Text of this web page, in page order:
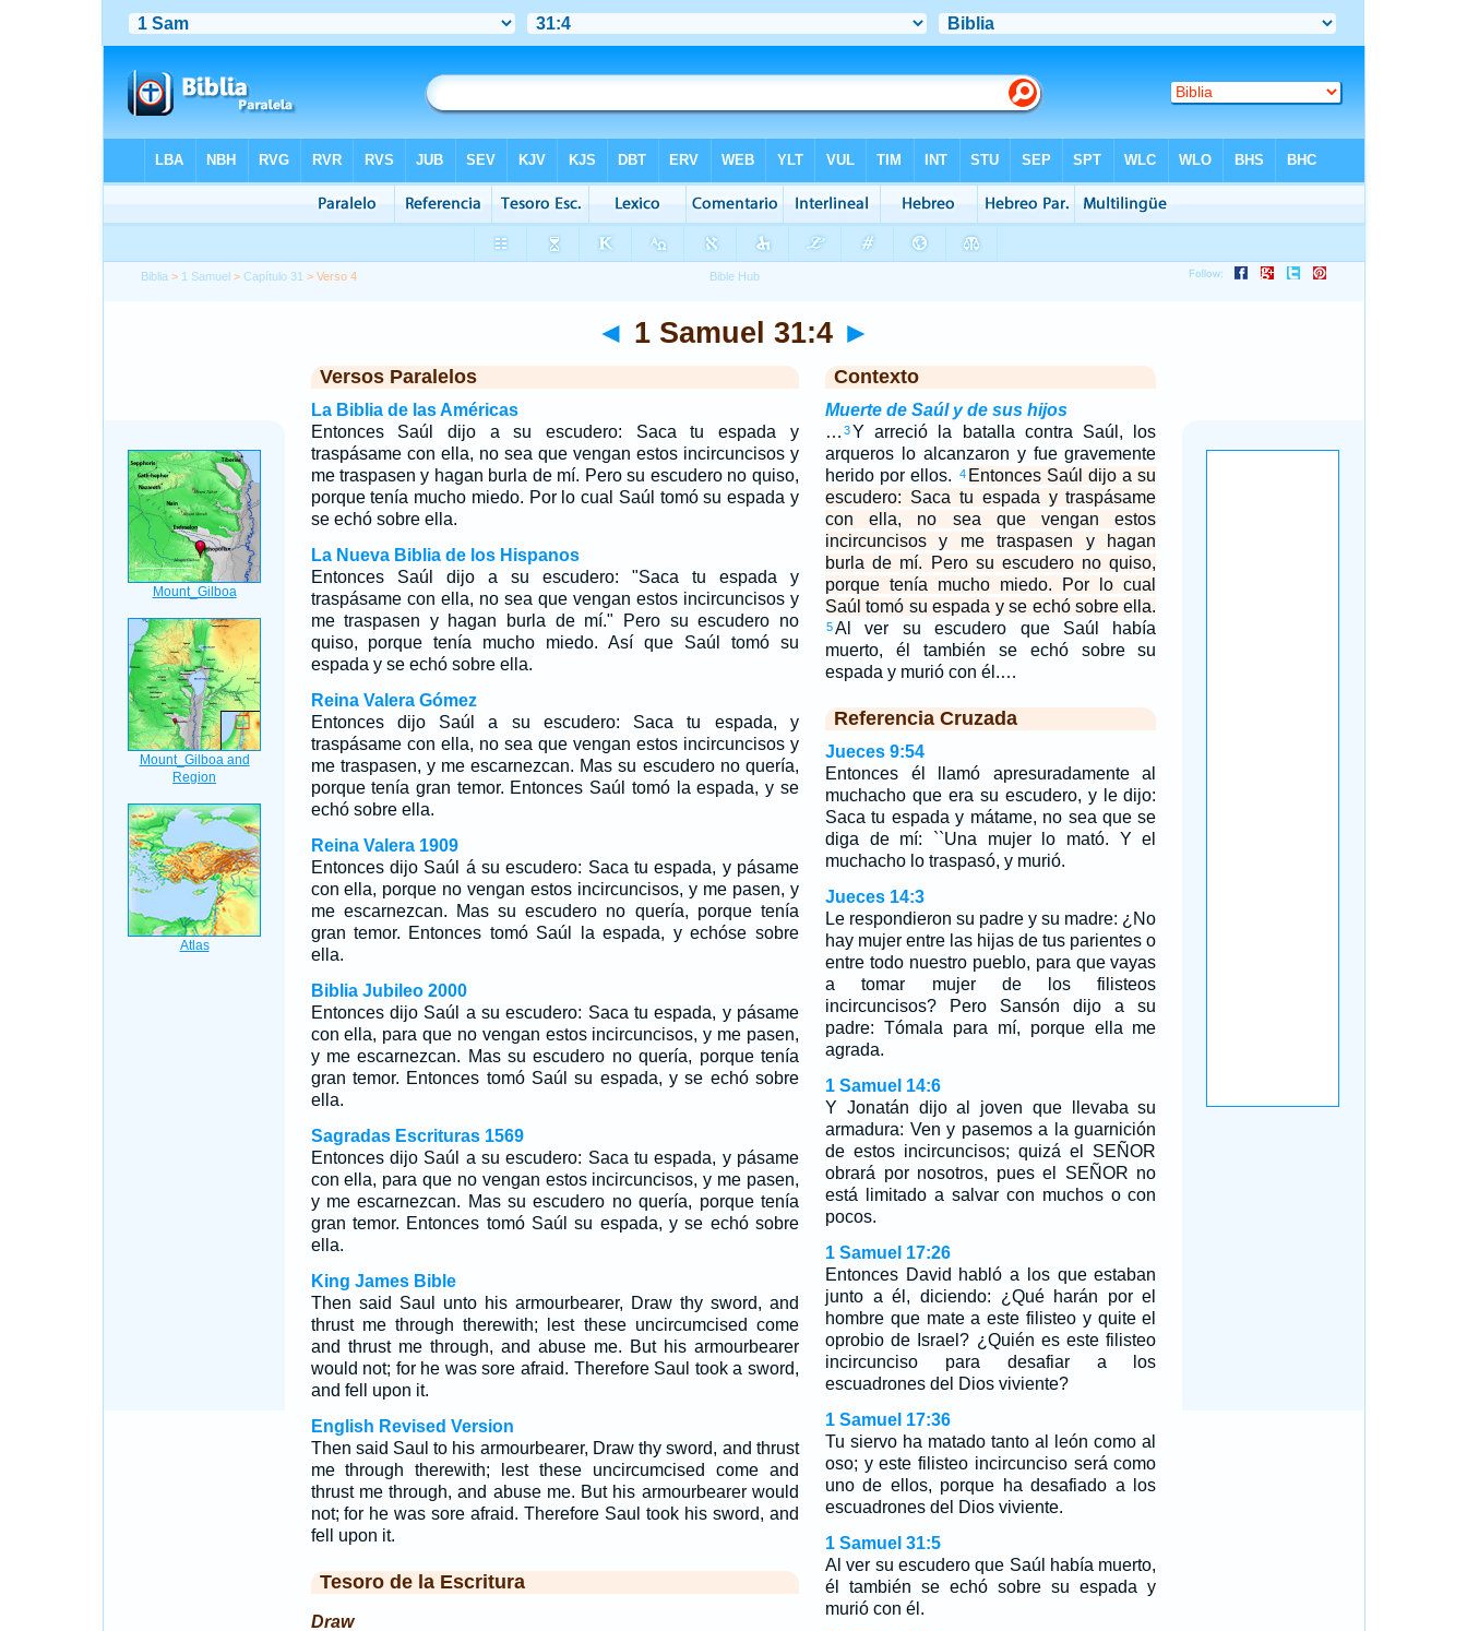
Biblia > 1 Samuel >Capítulo 31 > Verso 4
◄ 1 Samuel 31:4 ►
Versos Paralelos
La Biblia de las Américas
Entonces Saúl dijo a su escudero: Saca tu espada y
traspásame con ella, no sea que vengan estos incircuncisos y
me traspasen y hagan burla de mí. Pero su escudero no quiso,
porque tenía mucho miedo. Por lo cual Saúl tomó su espada y
se echó sobre ella.
La Nueva Biblia de los Hispanos
Entonces Saúl dijo a su escudero: "Saca tu espada y
traspásame con ella, no sea que vengan estos incircuncisos y
me traspasen y hagan burla de mí." Pero su escudero no
quiso, porque tenía mucho miedo. Así que Saúl tomó su
espada y se echó sobre ella.
Reina Valera Gómez
Entonces dijo Saúl a su escudero: Saca tu espada, y
traspásame con ella, no sea que vengan estos incircuncisos y
me traspasen, y me escarnezcan. Mas su escudero no quería,
porque tenía gran temor. Entonces Saúl tomó la espada, y se
echó sobre ella.
Reina Valera 1909
Entonces dijo Saúl á su escudero: Saca tu espada, y pásame
con ella, porque no vengan estos incircuncisos, y me pasen, y
me escarnezcan. Mas su escudero no quería, porque tenía
gran temor. Entonces tomó Saúl la espada, y echóse sobre
ella.
Biblia Jubileo 2000
Entonces dijo Saúl a su escudero: Saca tu espada, y pásame
con ella, para que no vengan estos incircuncisos, y me pasen,
y me escarnezcan. Mas su escudero no quería, porque tenía
gran temor. Entonces tomó Saúl su espada, y se echó sobre
ella.
Sagradas Escrituras 1569
Entonces dijo Saúl a su escudero: Saca tu espada, y pásame
con ella, para que no vengan estos incircuncisos, y me pasen,
y me escarnezcan. Mas su escudero no quería, porque tenía
gran temor. Entonces tomó Saúl su espada, y se echó sobre
ella.
King James Bible
Then said Saul unto his armourbearer, Draw thy sword, and
thrust me through therewith; lest these uncircumcised come
and thrust me through, and abuse me. But his armourbearer
would not; for he was sore afraid. Therefore Saul took a sword,
and fell upon it.
English Revised Version
Then said Saul to his armourbearer, Draw thy sword, and thrust
me through therewith; lest these uncircumcised come and
thrust me through, and abuse me. But his armourbearer would
not; for he was sore afraid. Therefore Saul took his sword, and
fell upon it.
Tesoro de la Escritura
Draw
Contexto
Muerte de Saúl y de sus hijos
… 3Y arreció la batalla contra Saúl, los
arqueros lo alcanzaron y fue gravemente
herido por ellos.
4 Entonces Saúl dijo a su
escudero: Saca tu espada y traspásame
con ella, no sea que vengan estos
incircuncisos y me traspasen y hagan
burla de mí. Pero su escudero no quiso,
porque tenía mucho miedo. Por lo cual
Saúl tomó su espada y se echó sobre ella.
5Al ver su escudero que Saúl había
muerto, él también se echó sobre su
espada y murió con él.…
Referencia Cruzada
Jueces 9:54
Entonces él llamó apresuradamente al
muchacho que era su escudero, y le dijo:
Saca tu espada y mátame, no sea que se
diga de mí: ``Una mujer lo mató. Y el
muchacho lo traspasó, y murió.
Jueces 14:3
Le respondieron su padre y su madre: ¿No
hay mujer entre las hijas de tus parientes o
entre todo nuestro pueblo, para que vayas
a tomar mujer de los filisteos
incircuncisos? Pero Sansón dijo a su
padre: Tómala para mí, porque ella me
agrada.
1 Samuel 14:6
Y Jonatán dijo al joven que llevaba su
armadura: Ven y pasemos a la guarnición
de estos incircuncisos; quizá el SEÑOR
obrará por nosotros, pues el SEÑOR no
está limitado a salvar con muchos o con
pocos.
1 Samuel 17:26
Entonces David habló a los que estaban
junto a él, diciendo: ¿Qué harán por el
hombre que mate a este filisteo y quite el
oprobio de Israel? ¿Quién es este filisteo
incircunciso para desafiar a los
escuadrones del Dios viviente?
1 Samuel 17:36
Tu siervo ha matado tanto al león como al
oso; y este filisteo incircunciso será como
uno de ellos, porque ha desafiado a los
escuadrones del Dios viviente.
1 Samuel 31:5
Al ver su escudero que Saúl había muerto,
él también se echó sobre su espada y
murió con él.